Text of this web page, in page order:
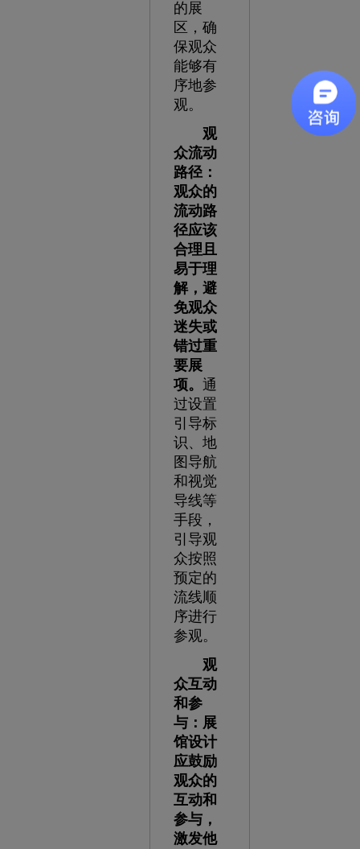
的展
区，确
保观众
能够有
序地参
观。
观
众流动
路径：
观众的
流动路
径应该
合理且
易于理
解，避
免观众
迷失或
错过重
要展
项。 通
过设置
引导标
识、地
图导航
和视觉
导线等
手段，
引导观
众按照
预定的
流线顺
序进行
参观。
观
众互动
和参
与：展
馆设计
应鼓励
观众的
互动和
参与，
激发他